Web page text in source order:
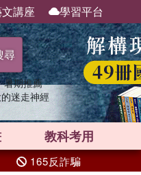
講座 學習平台
尋
暑期推薦
迷走神經
教科考用
165反詐騙